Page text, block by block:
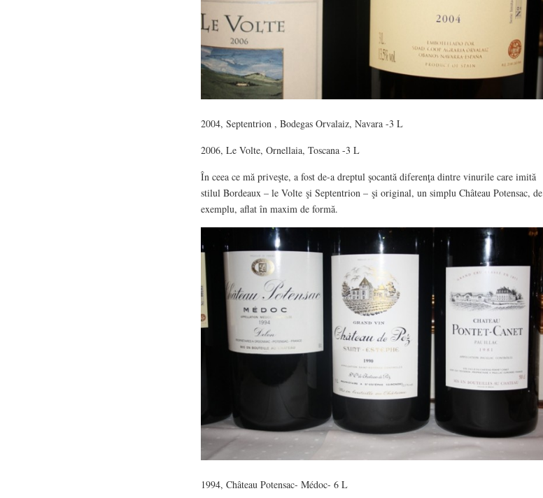
2004, Septentrion , Bodegas Orvalaiz, Navara -3 L
2006, Le Volte, Ornellaia, Toscana -3 L
În ceea ce mă priveşte, a fost de-a dreptul şocantă diferenţa dintre vinurile care imită
stilul Bordeaux – le Volte şi Septentrion – şi original, un simplu Château Potensac, de
exemplu, aflat în maxim de formă.
1994, Château Potensac- Médoc- 6 L